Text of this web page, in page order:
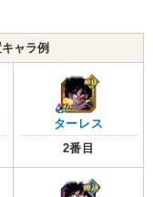
ャラ例
ターレス
2番目